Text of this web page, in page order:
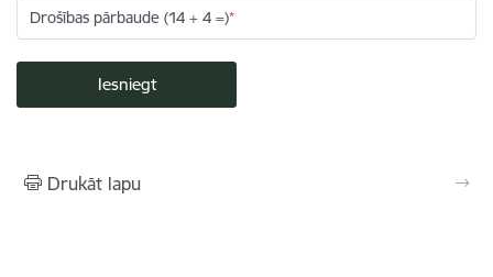
Drošības pārbaude (14 + 4 =)
Drukāt lapu